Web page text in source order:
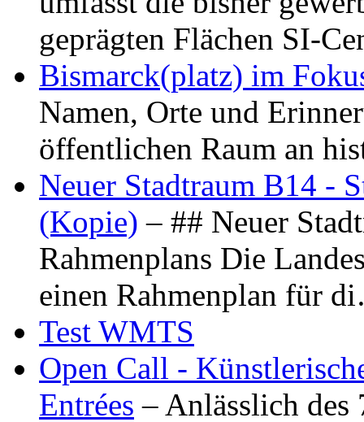
geprägten Flächen SI-
Bismarck(platz) im
Namen, Orte und
öffentlichen Raum an
Neuer Stadtraum B14 -
(Kopie) – ## Neuer
Rahmenplans Die
einen Rahmenplan für
Test WMTS
Open Call -
Entrées – Anlässlich